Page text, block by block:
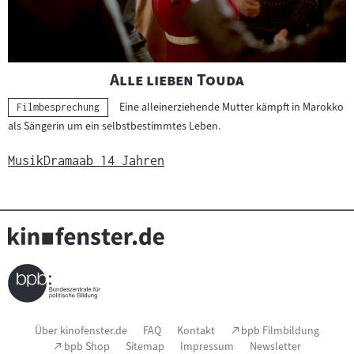
"
Alle lieben Touda"
Kategorie:
Filmbesprechung
Eine alleinerziehende Mutter kämpft in Marokko
als Sängerin um ein selbstbestimmtes Leben.
MusikDramaab 14 Jahren
Seitenfußnavigation
Über kinofenster.de FAQ Kontakt (Link
öffnet
bpb Filmbildung
(Link
bpb Shop Sitemap Impressum Newsletter